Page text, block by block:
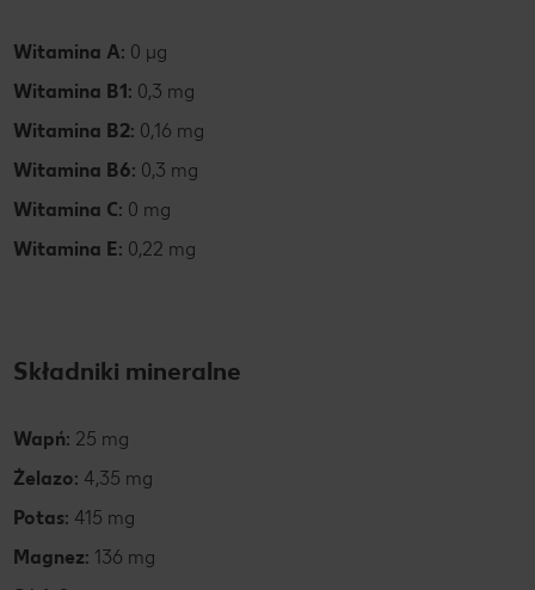
Witamina A: 0 µg
Witamina B1: 0,3 mg
Witamina B2: 0,16 mg
Witamina B6: 0,3 mg
Witamina C: 0 mg
Witamina E: 0,22 mg
Składniki mineralne
Wapń: 25 mg
Żelazo: 4,35 mg
Potas: 415 mg
Magnez: 136 mg